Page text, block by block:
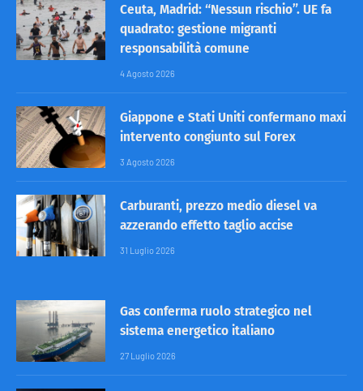
Ceuta, Madrid: “Nessun rischio”. UE fa
quadrato: gestione migranti
responsabilità comune
4 Agosto 2026
Giappone e Stati Uniti confermano maxi
intervento congiunto sul Forex
3 Agosto 2026
Carburanti, prezzo medio diesel va
azzerando effetto taglio accise
31 Luglio 2026
Gas conferma ruolo strategico nel
sistema energetico italiano
27 Luglio 2026